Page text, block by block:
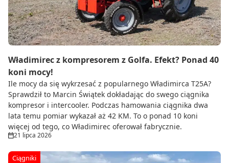
Władimirec z kompresorem z Golfa. Efekt? Ponad 40
koni mocy!
Ile mocy da się wykrzesać z popularnego Władimirca T25A?
Sprawdził to Marcin Świątek dokładając do swego ciągnika
kompresor i intercooler. Podczas hamowania ciągnika dwa
lata temu pomiar wykazał aż 42 KM. To o ponad 10 koni
więcej od tego, co Władimirec oferował fabrycznie.
21 lipca 2026
Ciągniki